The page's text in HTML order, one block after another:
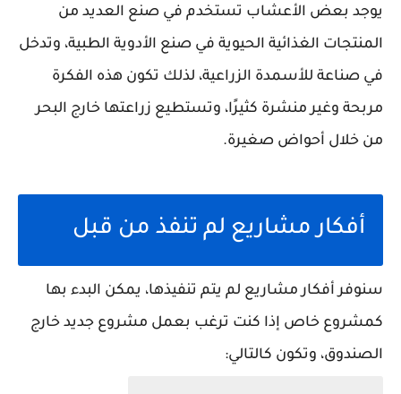
يوجد بعض الأعشاب تستخدم في صنع العديد من
المنتجات الغذائية الحيوية في صنع الأدوية الطبية، وتدخل
في صناعة للأسمدة الزراعية، لذلك تكون هذه الفكرة
مربحة وغير منشرة كثيرًا، وتستطيع زراعتها خارج البحر
من خلال أحواض صغيرة.
أفكار مشاريع لم تنفذ من قبل
سنوفر أفكار مشاريع لم يتم تنفيذها، يمكن البدء بها
كمشروع خاص إذا كنت ترغب بعمل مشروع جديد خارج
الصندوق، وتكون كالتالي: